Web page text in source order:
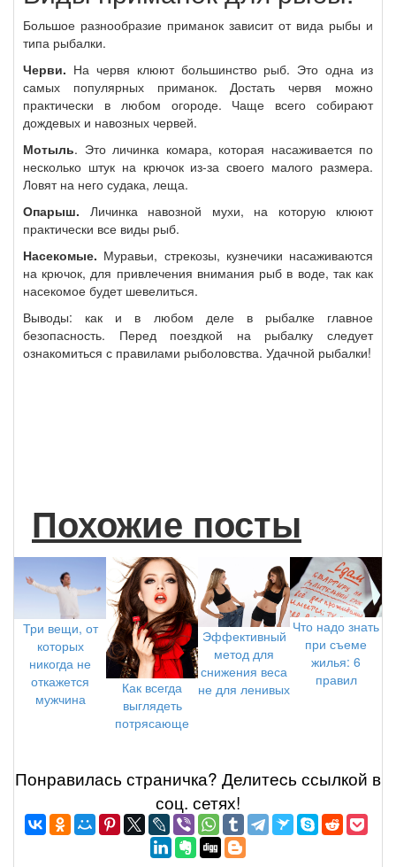
Большое разнообразие приманок зависит от вида рыбы и
типа рыбалки.
Черви. На червя клюют большинство рыб. Это одна из
самых популярных приманок. Достать червя можно
практически в любом огороде. Чаще всего собирают
дождевых и навозных червей.
Мотыль. Это личинка комара, которая насаживается по
несколько штук на крючок из-за своего малого размера.
Ловят на него судака, леща.
Опарыш. Личинка навозной мухи, на которую клюют
практически все виды рыб.
Насекомые. Муравьи, стрекозы, кузнечики насаживаются
на крючок, для привлечения внимания рыб в воде, так как
насекомое будет шевелиться.
Выводы: как и в любом деле в рыбалке главное
безопасность. Перед поездкой на рыбалку следует
ознакомиться с правилами рыболовства. Удачной рыбалки!
Похожие посты
Три вещи, от
которых
никогда не
откажется
мужчина
Как всегда
выглядеть
потрясающе
Эффективный
метод для
снижения веса
не для ленивых
Что надо знать
при съеме
жилья: 6
правил
Понравилась страничка? Делитеcь ссылкой в
соц. сетях!